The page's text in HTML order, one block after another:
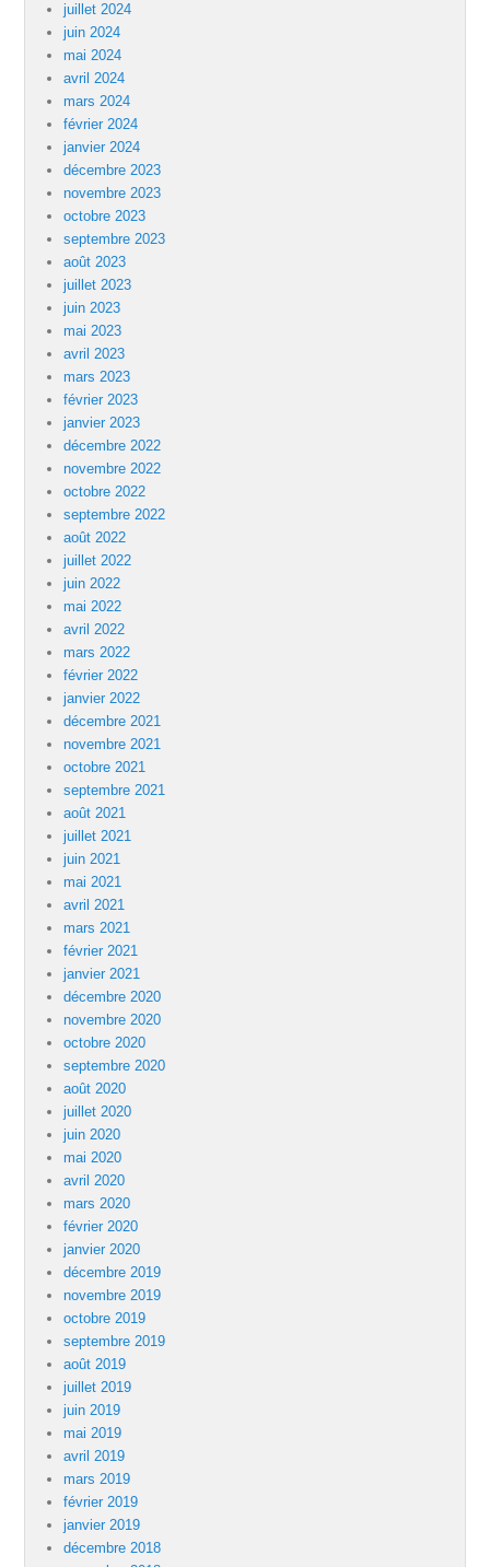
juillet 2024
juin 2024
mai 2024
avril 2024
mars 2024
février 2024
janvier 2024
décembre 2023
novembre 2023
octobre 2023
septembre 2023
août 2023
juillet 2023
juin 2023
mai 2023
avril 2023
mars 2023
février 2023
janvier 2023
décembre 2022
novembre 2022
octobre 2022
septembre 2022
août 2022
juillet 2022
juin 2022
mai 2022
avril 2022
mars 2022
février 2022
janvier 2022
décembre 2021
novembre 2021
octobre 2021
septembre 2021
août 2021
juillet 2021
juin 2021
mai 2021
avril 2021
mars 2021
février 2021
janvier 2021
décembre 2020
novembre 2020
octobre 2020
septembre 2020
août 2020
juillet 2020
juin 2020
mai 2020
avril 2020
mars 2020
février 2020
janvier 2020
décembre 2019
novembre 2019
octobre 2019
septembre 2019
août 2019
juillet 2019
juin 2019
mai 2019
avril 2019
mars 2019
février 2019
janvier 2019
décembre 2018